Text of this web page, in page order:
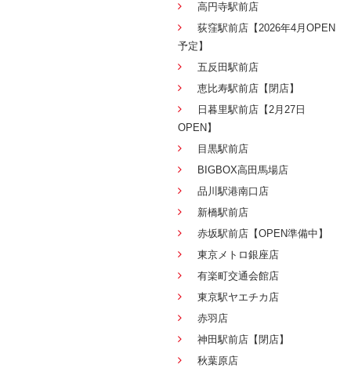
高円寺駅前店
荻窪駅前店【2026年4月OPEN
予定】
五反田駅前店
恵比寿駅前店【閉店】
日暮里駅前店【2月27日
OPEN】
目黒駅前店
BIGBOX高田馬場店
品川駅港南口店
新橋駅前店
赤坂駅前店【OPEN準備中】
東京メトロ銀座店
有楽町交通会館店
東京駅ヤエチカ店
赤羽店
神田駅前店【閉店】
秋葉原店